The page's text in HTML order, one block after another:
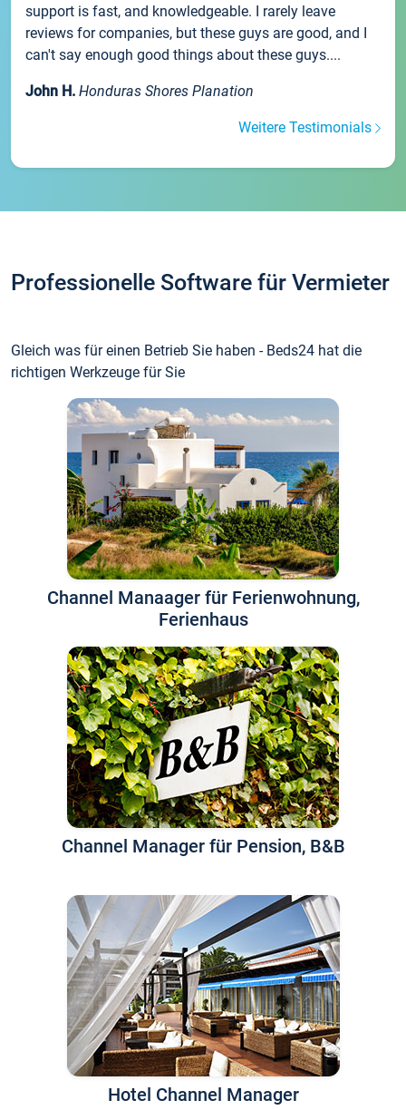
support is fast, and knowledgeable. I rarely leave
reviews for companies, but these guys are good, and I
can't say enough good things about these guys....
John H. Honduras Shores Planation
Weitere Testimonials
Professionelle Software für Vermieter
Gleich was für einen Betrieb Sie haben - Beds24 hat die
richtigen Werkzeuge für Sie
Channel Manaager für Ferienwohnung,
Ferienhaus
Channel Manager für Pension, B&B
Hotel Channel Manager